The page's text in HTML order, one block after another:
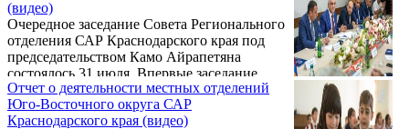
России» Краснодарского края взяло на себя
определенные обязательства, которые с
честью выполнило, о чем сообщали многие
российские средства массовой информации.
Ниже предлагаем вниманию читателей
статью из краевой газеты «Кубань
Сегодня», в которой ...
(видео)
Очередное заседание Совета Регионального
отделения САР Краснодарского края под
председательством Камо Айрапетяна
состоялось 31 июля. Впервые заседание
Совета было выездным - члены Совета,
руководители и представители местных
отделений САР собрались в конференц-зале
Отчет о деятельности местных отделений
Юго-Восточного округа САР
Краснодарского края (видео)